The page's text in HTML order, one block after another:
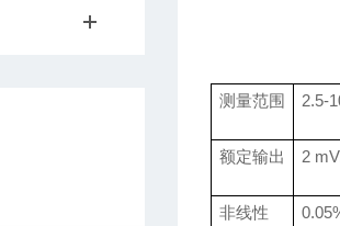
测量范围 2.5-
额定输出 2
非线性 0.05